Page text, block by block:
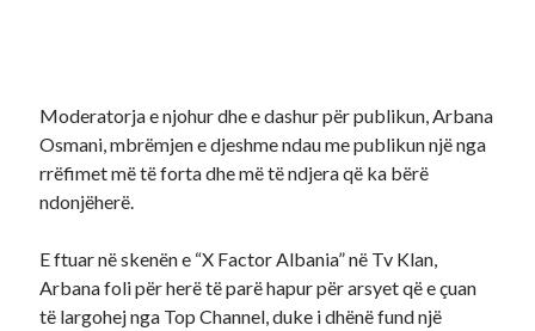
Moderatorja e njohur dhe e dashur për publikun, Arbana
Osmani, mbrëmjen e djeshme ndau me publikun një nga
rrëfimet më të forta dhe më të ndjera që ka bërë
ndonjëherë.
E ftuar në skenën e “X Factor Albania” në Tv Klan,
Arbana foli për herë të parë hapur për arsyet që e çuan
të largohej nga Top Channel, duke i dhënë fund një